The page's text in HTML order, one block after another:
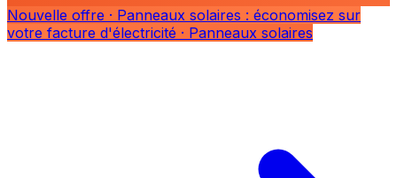
Nouvelle offre · Panneaux solaires : économisez sur
votre facture d'électricité · Panneaux solaires